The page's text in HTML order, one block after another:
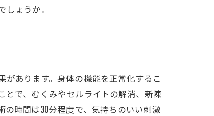
ょうか。
あります。身体の機能を正常化するこ
とで、むくみやセルライトの解消、新陳
時間は30分程度で、気持ちのいい刺激